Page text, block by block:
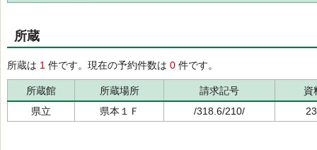
所蔵
所蔵は 1 件です。現在の予約件数は 0 件です。
所蔵館 所蔵場所 請求記号
資
県立
県本１Ｆ /318.6/210/